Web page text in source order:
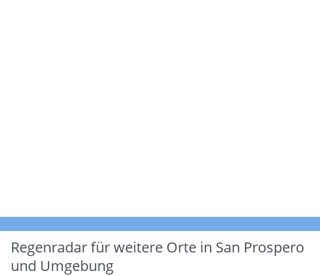
Regenradar für weitere Orte in San Prospero
und Umgebung